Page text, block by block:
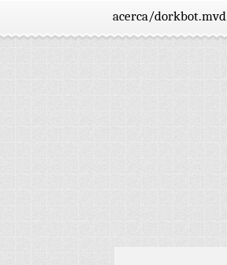
acerca/dorkbot.mvd